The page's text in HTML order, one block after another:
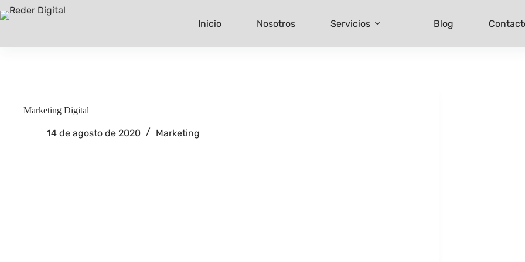
Saltar
al
Inicio Nosotros Servicios Blog
Marketing Digital
14 de agosto de 2020 Marketing